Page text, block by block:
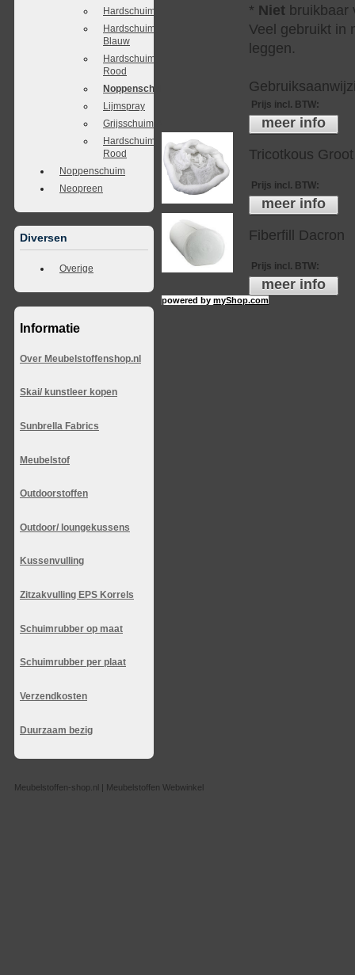
Hardschuim
Hardschuim
Blauw
Hardschuim
Rood
Noppenschuim
Lijmspray
Grijsschuim/Antraciet
Hardschuim
Rood
Noppenschuim
Neopreen
Diversen
Overige
Informatie
Over Meubelstoffenshop.nl
Skai/ kunstleer kopen
Sunbrella Fabrics
Meubelstof
Outdoorstoffen
Outdoor/ loungekussens
Kussenvulling
Zitzakvulling EPS Korrels
Schuimrubber op maat
Schuimrubber per plaat
Verzendkosten
Duurzaam bezig
* Niet bruikbaar
Veel gebruikt in
leggen.
Prijs incl. BTW:
meer info
Tricotkous Groot
Prijs incl. BTW:
meer info
Fiberfill Dacron
Prijs incl. BTW:
meer info
powered bymyShop.com
Meubelstoffen-shop.nl | Meubelstoffen Webwinkel